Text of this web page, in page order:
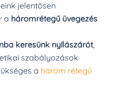
jelentősen
a háromrétegű üvegezés
keresünk nyílászárót,
szabályozások
a három rétegű